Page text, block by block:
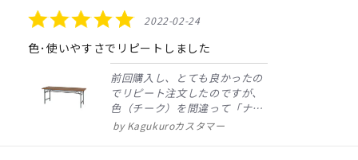
5.0
star
rating
2022-02-24
色･使いやすさでリピートしました
前回購入し、とても良かったの
でリピート注文したのですが、
色（チーク）を間違って「ナチ
ュラル」としてしまいました。
Kagukuroカスタマー